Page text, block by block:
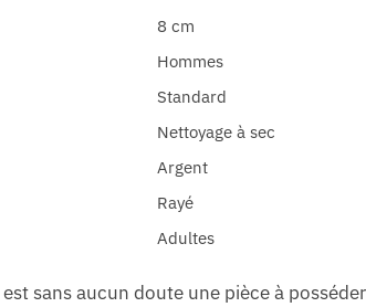
8 cm
Hommes
Standard
Nettoyage à sec
Argent
Rayé
Adultes
est sans aucun doute une pièce à